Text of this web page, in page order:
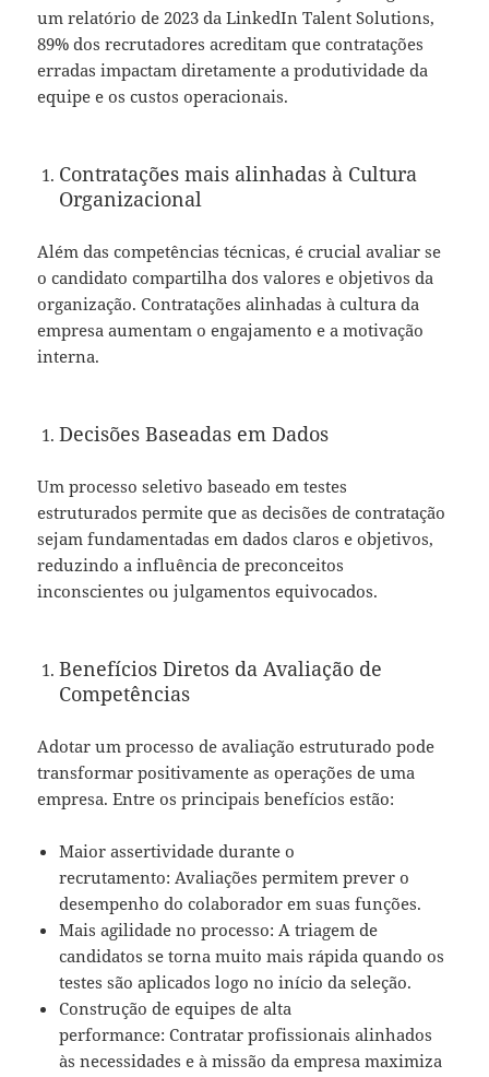
um relatório de 2023 da LinkedIn Talent Solutions,
89% dos recrutadores acreditam que contratações
erradas impactam diretamente a produtividade da
equipe e os custos operacionais.
Contratações mais alinhadas à Cultura
Organizacional
Além das competências técnicas, é crucial avaliar se
o candidato compartilha dos valores e objetivos da
organização. Contratações alinhadas à cultura da
empresa aumentam o engajamento e a motivação
interna.
Decisões Baseadas em Dados
Um processo seletivo baseado em testes
estruturados permite que as decisões de contratação
sejam fundamentadas em dados claros e objetivos,
reduzindo a influência de preconceitos
inconscientes ou julgamentos equivocados.
Benefícios Diretos da Avaliação de
Competências
Adotar um processo de avaliação estruturado pode
transformar positivamente as operações de uma
empresa. Entre os principais benefícios estão:
Maior assertividade durante o
recrutamento: Avaliações permitem prever o
desempenho do colaborador em suas funções.
Mais agilidade no processo: A triagem de
candidatos se torna muito mais rápida quando os
testes são aplicados logo no início da seleção.
Construção de equipes de alta
performance: Contratar profissionais alinhados
às necessidades e à missão da empresa maximiza